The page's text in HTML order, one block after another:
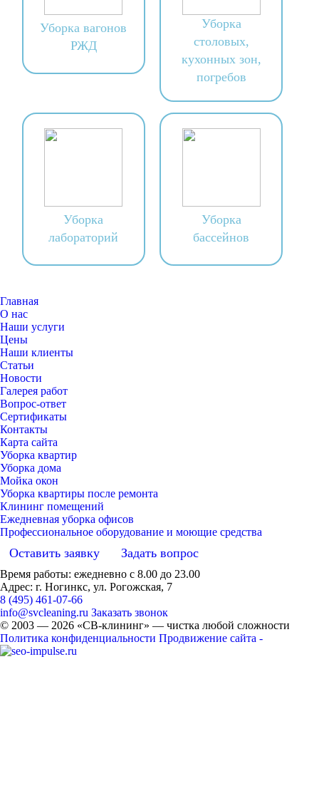
Уборка вагонов
РЖД
Уборка
столовых,
кухонных зон,
погребов
Уборка
лабораторий
Уборка
бассейнов
Главная
О нас
Наши услуги
Цены
Наши клиенты
Статьи
Новости
Галерея работ
Вопрос-ответ
Сертификаты
Контакты
Карта сайта
Уборка квартир
Уборка дома
Мойка окон
Уборка квартиры после ремонта
Клининг помещений
Ежедневная уборка офисов
Профессиональное оборудование и моющие средства
Оставить заявку Задать вопрос
Время работы: ежедневно с 8.00 до 23.00
Адрес: г. Ногинкс, ул. Рогожская, 7
8 (495) 461-07-66
info@svcleaning.ru Заказать звонок
© 2003 — 2026 «СВ-клининг» — чистка любой сложности
Политика конфиденциальности Продвижение сайта -